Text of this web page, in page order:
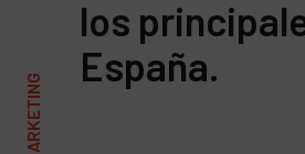
los
España.